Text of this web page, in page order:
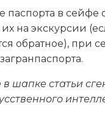
паспорта в сейфе
на экскурсии
обратное), при
шапке статьи